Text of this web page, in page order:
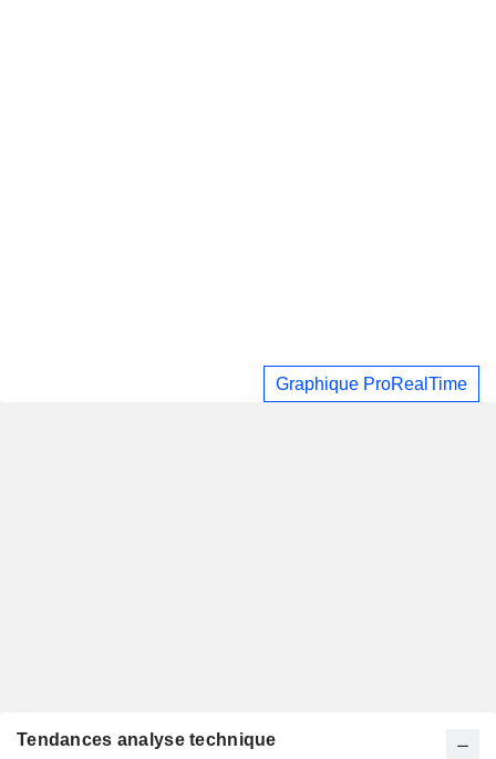
Graphique ProRealTime
Tendances analyse technique